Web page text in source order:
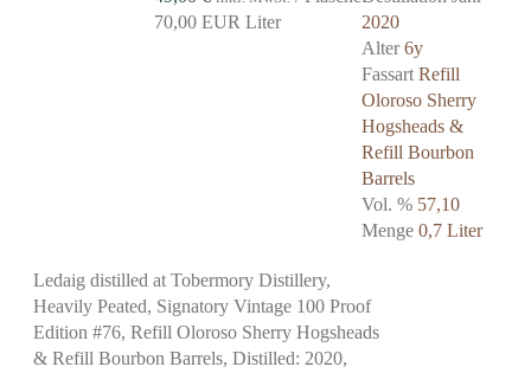
70,00 EUR Liter
2020
Alter6y
FassartRefill
Oloroso Sherry
Hogsheads &
Refill Bourbon
Barrels
Vol. % 57,10
Menge0,7 Liter
Ledaig distilled at Tobermory Distillery,
Heavily Peated, Signatory Vintage 100 Proof
Edition #76, Refill Oloroso Sherry Hogsheads
& Refill Bourbon Barrels, Distilled: 2020,